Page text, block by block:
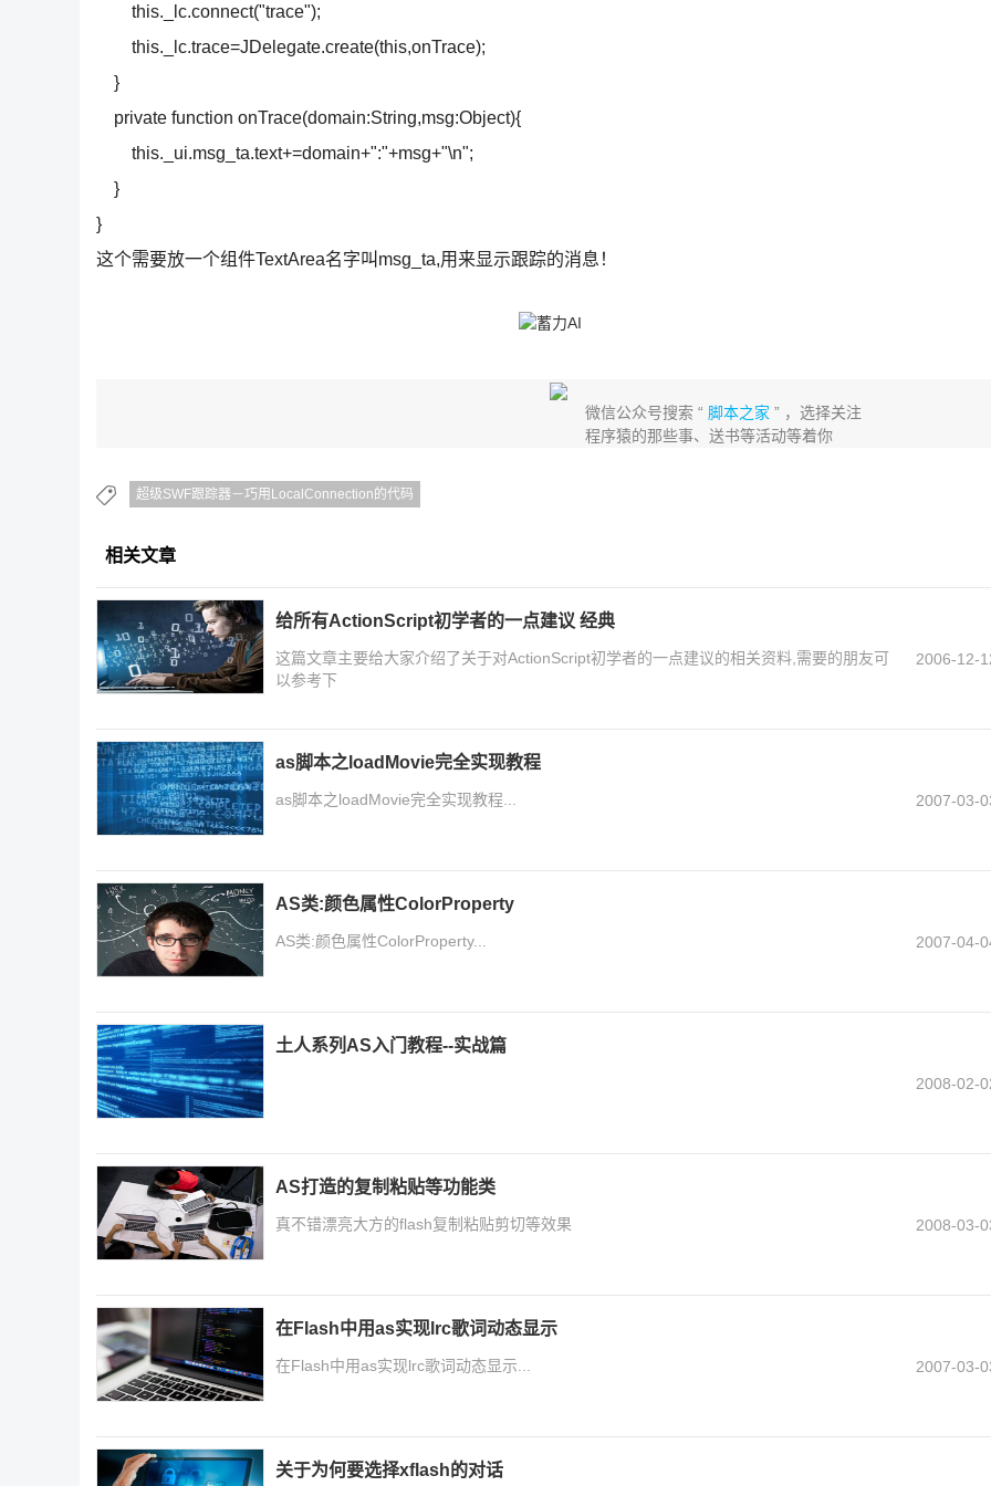
this._lc.connect("trace");
this._lc.trace=JDelegate.create(this,onTrace);
}
private function onTrace(domain:String,msg:Object){
this._ui.msg_ta.text+=domain+":"+msg+"\n";
}
}
这个需要放一个组件TextArea名字叫msg_ta,用来显示跟踪的消息！
微信公众号搜索 “ 脚本之家 ” ，选择关注
程序猿的那些事、送书等活动等着你
超级SWF跟踪器－巧用LocalConnection的代码
相关文章
给所有ActionScript初学者的一点建议 经典
这篇文章主要给大家介绍了关于对ActionScript初学者的一点建议的相关资料,需要的朋友可
以参考下
2006-12-
as脚本之loadMovie完全实现教程
as脚本之loadMovie完全实现教程... 2007-03-
AS类:颜色属性ColorProperty
AS类:颜色属性ColorProperty... 2007-04-
土人系列AS入门教程--实战篇
2008-02-
AS打造的复制粘贴等功能类
真不错漂亮大方的flash复制粘贴剪切等效果 2008-03-
在Flash中用as实现lrc歌词动态显示
在Flash中用as实现lrc歌词动态显示... 2007-03-
关于为何要选择xflash的对话